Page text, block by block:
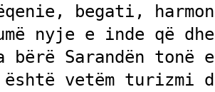
begati,
nyje e inde që
Sarandën tonë
është vetëm